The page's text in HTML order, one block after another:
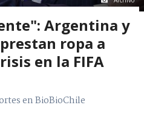
Argentina y
prestan ropa a
en la FIFA
en BioBioChile